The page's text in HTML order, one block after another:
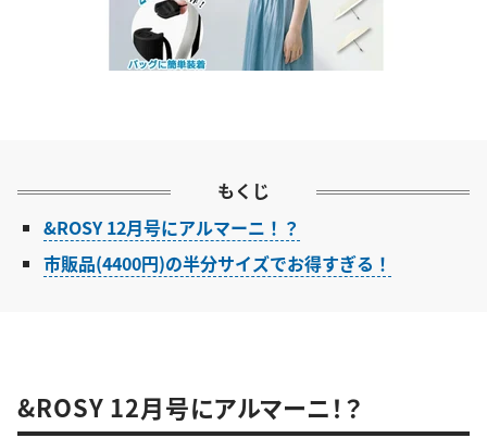
もくじ
&ROSY 12月号にアルマーニ！？
市販品(4400円)の半分サイズでお得すぎる！
&ROSY 12月号にアルマーニ！？